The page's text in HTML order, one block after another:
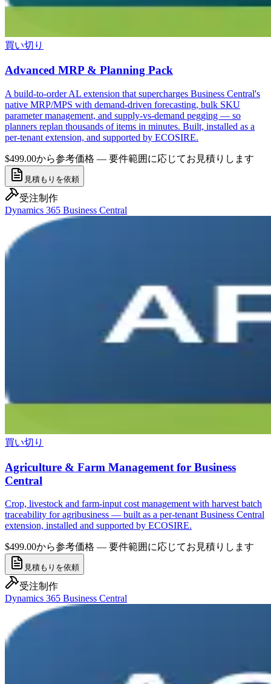
買い切り
Advanced MRP & Planning Pack
A build-to-order AL extension that supercharges Business Central's
native MRP/MPS with demand-driven forecasting, bulk SKU
parameter management, and supply-vs-demand pegging — so
planners replan thousands of items in minutes. Built, installed as a
per-tenant extension, and supported by ECOSIRE.
$499.00から参考価格 — 要件範囲に応じてお見積りします
見積もりを依頼
受注制作
Dynamics 365 Business Central
買い切り
Agriculture & Farm Management for Business
Central
Crop, livestock and farm-input cost management with harvest batch
traceability for agribusiness — built as a per-tenant Business Central
extension, installed and supported by ECOSIRE.
$499.00から参考価格 — 要件範囲に応じてお見積りします
見積もりを依頼
受注制作
Dynamics 365 Business Central